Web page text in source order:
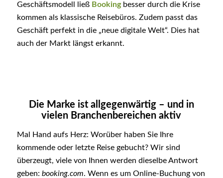
Geschäftsmodell ließ Bookingbesser durch die Krise
kommen als klassische Reisebüros. Zudem passt das
Geschäft perfekt in die „neue digitale Welt“. Dies hat
auch der Markt längst erkannt.
Die Marke ist allgegenwärtig – und in
vielen Branchenbereichen aktiv
Mal Hand aufs Herz: Worüber haben Sie Ihre
kommende oder letzte Reise gebucht? Wir sind
überzeugt, viele von Ihnen werden dieselbe Antwort
geben: booking.com. Wenn es um Online-Buchung von